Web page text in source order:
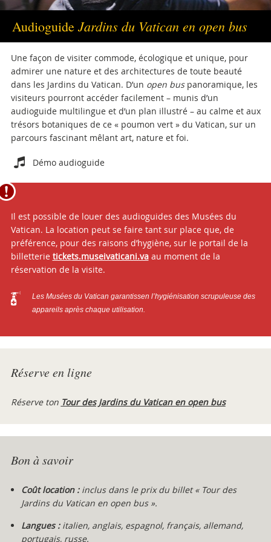
Audioguide Jardins du Vatican en open bus
Une façon de visiter commode, écologique et unique, pour
admirer une nature et des architectures de toute beauté
dans les Jardins du Vatican. D’un open buspanoramique, les
visiteurs pourront accéder facilement – munis d’un
audioguide multilingue et d’un plan illustré – au calme et aux
trésors botaniques de ce « poumon vert » du Vatican, sur un
parcours fascinant mêlant art, nature et foi.
Attachments
Démo audioguide
Il est possible de louer des audioguides des Musées du
Vatican. La location peut se faire tant sur place que, de
préférence, pour des raisons d’hygiène, sur le portail de la
billetterie tickets.museivaticani.vaau moment de la
réservation de la visite.
Les Musées du Vatican garantissen l’hygiénisation scrupuleuse des
appareils après chaque utilisation.
Réserve en ligne
Réserve ton Tour des Jardins du Vatican en open bus
Bon à savoir
Coût location :inclus dans le prix du billet « Tour des
Jardins du Vatican en open bus ».
Langues :italien, anglais, espagnol, français, allemand,
portugais, russe.